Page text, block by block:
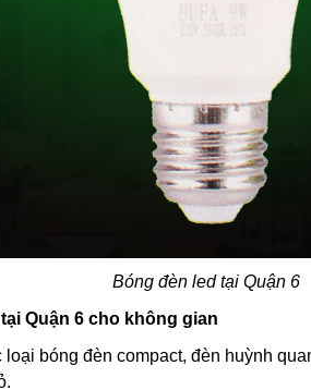
Bóng đèn led tại Quận 6
Quận 6 cho không gian
bóng đèn compact, đèn huỳnh